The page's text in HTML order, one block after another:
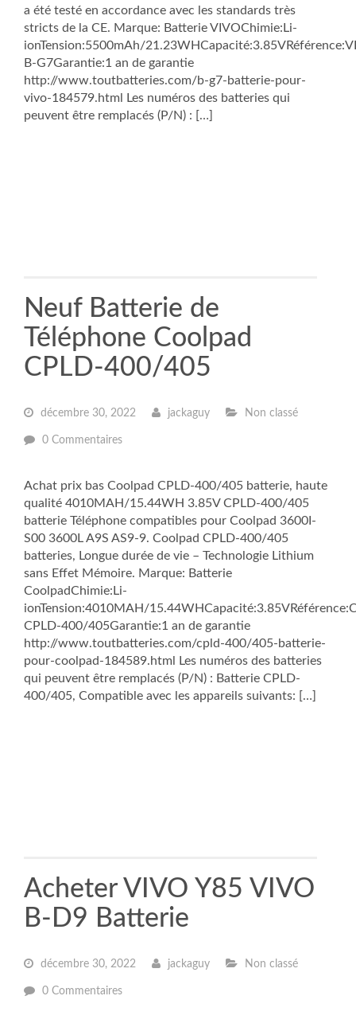
a été testé en accordance avec les standards très
stricts de la CE. Marque: Batterie VIVOChimie:Li-
ionTension:5500mAh/
B-G7Garantie:1 an de garantie
http://www.toutbatteries.com/b-g7-batterie-pour-
vivo-184579.html Les numéros des batteries qui
peuvent être remplacés (P/N) : […]
Neuf Batterie de
Téléphone Coolpad
CPLD-400/405
décembre 30, 2022 jackaguy Non classé
0 Commentaires
Achat prix bas Coolpad CPLD-400/405 batterie, haute
qualité 4010MAH/15.44WH 3.85V CPLD-400/405
batterie Téléphone compatibles pour Coolpad 3600I-
S00 3600L A9S AS9-9. Coolpad CPLD-400/405
batteries, Longue durée de vie – Technologie Lithium
sans Effet Mémoire. Marque: Batterie
CoolpadChimie:Li-
ionTension:4010MAH/
CPLD-400/405Garantie:1 an de garantie
http://www.toutbatteries.com/cpld-400/405-batterie-
pour-coolpad-184589.html Les numéros des batteries
qui peuvent être remplacés (P/N) : Batterie CPLD-
400/405, Compatible avec les appareils suivants: […]
Acheter VIVO Y85 VIVO
B-D9 Batterie
décembre 30, 2022 jackaguy Non classé
0 Commentaires